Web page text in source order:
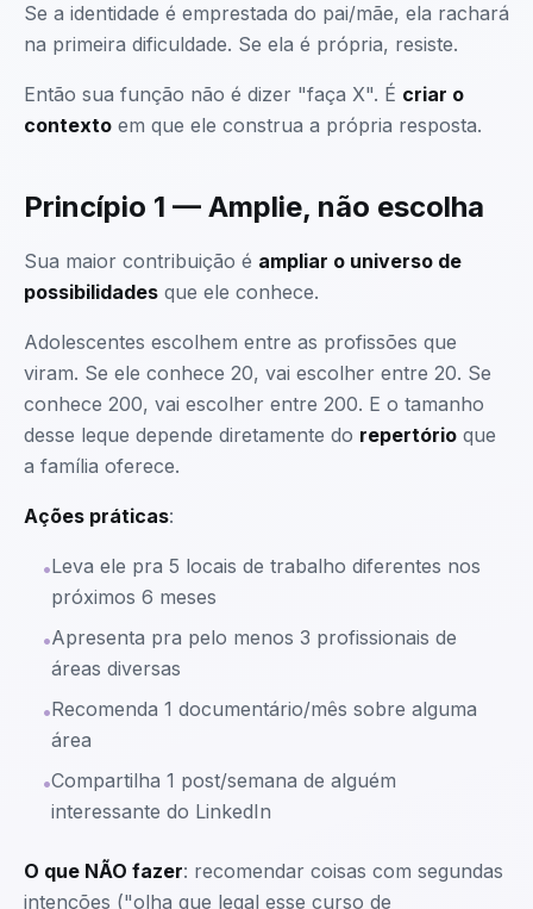
Se a identidade é emprestada do pai/mãe, ela rachará
na primeira dificuldade. Se ela é própria, resiste.
Então sua função não é dizer "faça X". É criar o
contexto em que ele construa a própria resposta.
Princípio 1 — Amplie, não escolha
Sua maior contribuição é ampliar o universo de
possibilidades que ele conhece.
Adolescentes escolhem entre as profissões que
viram. Se ele conhece 20, vai escolher entre 20. Se
conhece 200, vai escolher entre 200. E o tamanho
desse leque depende diretamente do repertório que
a família oferece.
Ações práticas:
•Leva ele pra 5 locais de trabalho diferentes nos
próximos 6 meses
•Apresenta pra pelo menos 3 profissionais de
áreas diversas
•Recomenda 1 documentário/mês sobre alguma
área
•Compartilha 1 post/semana de alguém
interessante do LinkedIn
O que NÃO fazer: recomendar coisas com segundas
intenções ("olha que legal esse curso de